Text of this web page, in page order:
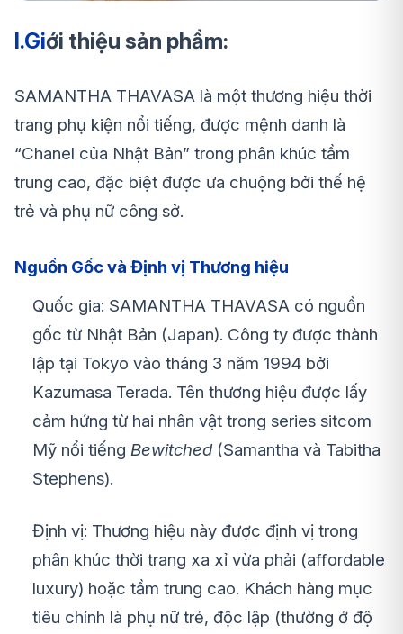
I.Giới thiệu sản phẩm:
SAMANTHA THAVASA là một thương hiệu thời
trang phụ kiện nổi tiếng, được mệnh danh là
“Chanel của Nhật Bản” trong phân khúc tầm
trung cao, đặc biệt được ưa chuộng bởi thế hệ
trẻ và phụ nữ công sở.
Nguồn Gốc và Định vị Thương hiệu
Quốc gia: SAMANTHA THAVASA có nguồn
gốc từ Nhật Bản (Japan). Công ty được thành
lập tại Tokyo vào tháng 3 năm 1994 bởi
Kazumasa Terada. Tên thương hiệu được lấy
cảm hứng từ hai nhân vật trong series sitcom
Mỹ nổi tiếng Bewitched(Samantha và Tabitha
Stephens).
Định vị: Thương hiệu này được định vị trong
phân khúc thời trang xa xỉ vừa phải (affordable
luxury) hoặc tầm trung cao. Khách hàng mục
tiêu chính là phụ nữ trẻ, độc lập (thường ở độ